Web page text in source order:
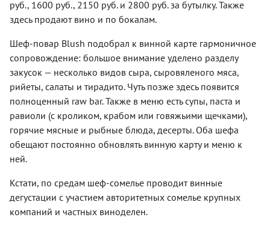
руб., 1600 руб., 2150 руб. и 2800 руб. за бутылку. Также
здесь продают вино и по бокалам.
Шеф-повар Blush подобрал к винной карте гармоничное
сопровождение: большое внимание уделено разделу
закусок — несколько видов сыра, сыровяленого мяса,
рийеты, салаты и тирадито. Чуть позже здесь появится
полноценный raw bar. Также в меню есть супы, паста и
равиоли (с кроликом, крабом или говяжьими щечками),
горячие мясные и рыбные блюда, десерты. Оба шефа
обещают постоянно обновлять винную карту и меню к
ней.
Кстати, по средам шеф-сомелье проводит винные
дегустации с участием авторитетных сомелье крупных
компаний и частных виноделен.